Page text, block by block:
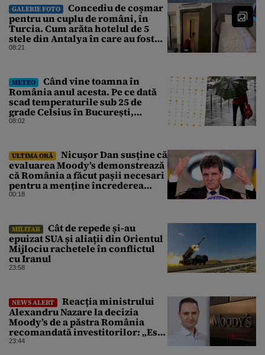
GALERIE FOTO
Concediu de coșmar
pentru un cuplu de români, în
Turcia. Cum arăta hotelul de 5
stele din Antalya în care au fost
cazați
08:21
METEO
Când vine toamna în
România anul acesta. Pe ce dată
scad temperaturile sub 25 de
grade Celsius în București,
potrivit meteorologilor
08:02
ULTIMA ORĂ
Nicușor Dan susține că
evaluarea Moody’s demonstrează
că România a făcut pașii necesari
pentru a menține încrederea
investitorilor: „Totuși,
00:18
MILITAR
Cât de repede și-au
epuizat SUA și aliații din Orientul
Mijlociu rachetele în conflictul
cu Iranul
23:58
NEWS ALERT
Reacția ministrului
Alexandru Nazare la decizia
Moody’s de a păstra România
recomandată investitorilor: „Este
un răgaz, dar în niciun caz un
23:44